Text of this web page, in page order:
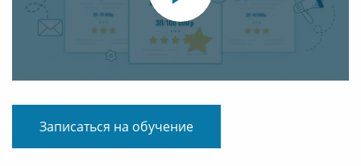
Записаться на обучение